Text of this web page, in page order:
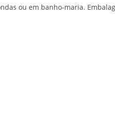
ou em banho-maria.